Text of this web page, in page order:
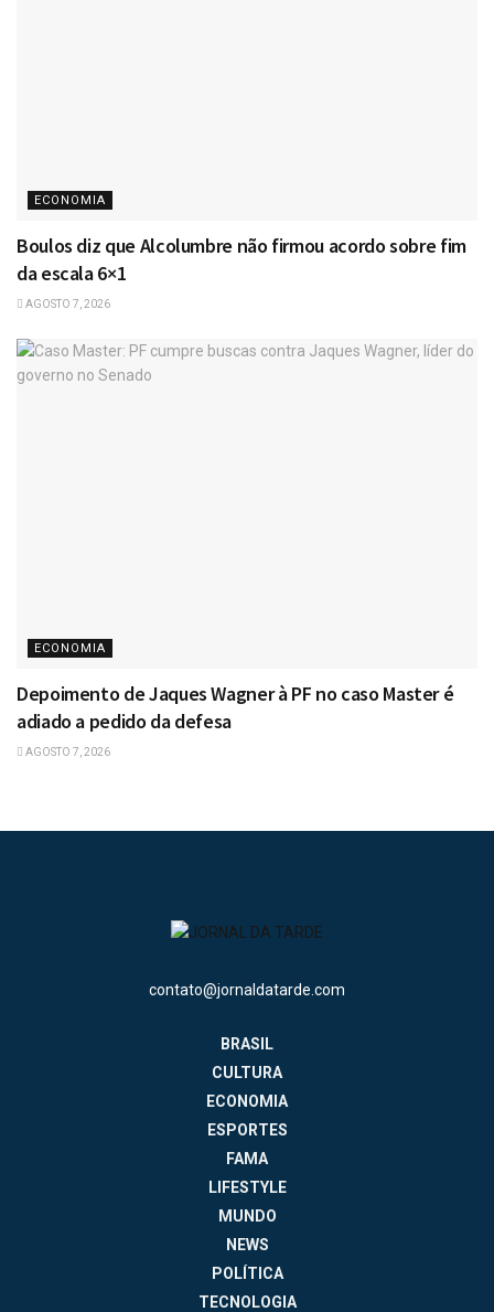
ECONOMIA
Boulos diz que Alcolumbre não firmou acordo sobre fim
da escala 6×1
AGOSTO 7, 2026
ECONOMIA
Depoimento de Jaques Wagner à PF no caso Master é
adiado a pedido da defesa
AGOSTO 7, 2026
contato@jornaldatarde.com
BRASIL
CULTURA
ECONOMIA
ESPORTES
FAMA
LIFESTYLE
MUNDO
NEWS
POLÍTICA
TECNOLOGIA